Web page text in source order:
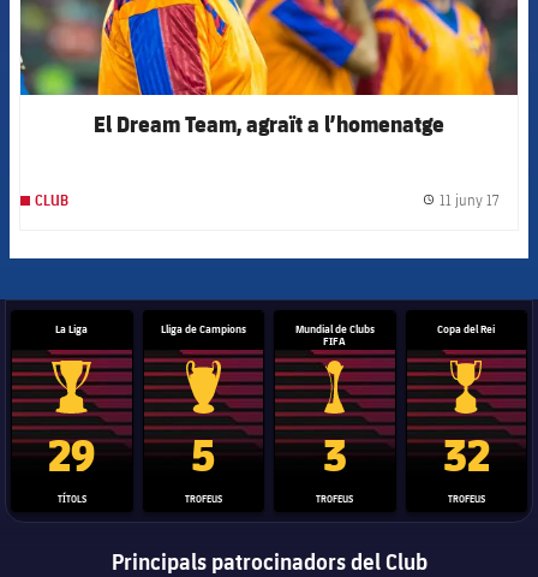
El Dream Team, agraït a l’homenatge
CLUB 11 juny 17
La Liga
Trofeu de la Liga
29
TÍTOLS
Lliga de Campions
Trofeu de la Lliga de Campions
5
TROFEUS
Mundial de Clubs
FIFA
Trofeu del Mundial de Clubs
3
TROFEUS
Copa del Rei
Copa del
32
TROFEUS
Principals patrocinadors del Club